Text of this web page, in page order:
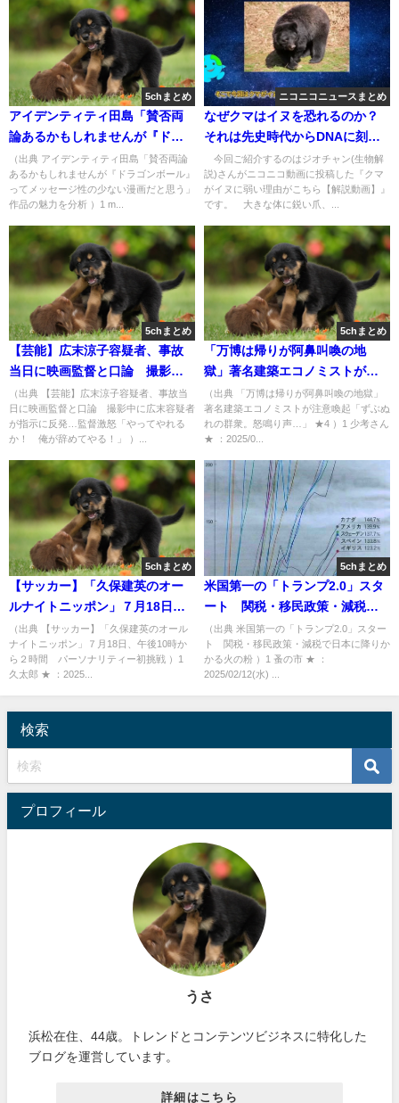
5chまとめ
アイデンティティ田島「賛否両
論あるかもしれませんが『ドラ
ゴンボール』ってメッセージ性
の少ない漫画だと思う」作品の
魅力を分析 [muffin★]
（出典 アイデンティティ田島「賛否両論
あるかもしれませんが『ドラゴンボール』
ってメッセージ性の少ない漫画だと思う」
作品の魅力を分析 ）1 m...
ニコニコニュースまとめ
なぜクマはイヌを恐れるのか？
それは先史時代からDNAに刻ま
れた積み重ねによるものだっ
た！
今回ご紹介するのはジオチャン(生物解
説)さんがニコニコ動画に投稿した『クマ
がイヌに弱い理由がこちら【解説動画】』
です。 大きな体に鋭い爪、...
5chまとめ
【芸能】広末涼子容疑者、事故
当日に映画監督と口論 撮影中
に広末容疑者が指示に反発…監
督激怒「やってやれるか！ 俺
が辞めてやる！」 [湛然★]
（出典 【芸能】広末涼子容疑者、事故当
日に映画監督と口論 撮影中に広末容疑者
が指示に反発…監督激怒「やってやれる
か！ 俺が辞めてやる！」 ）...
5chまとめ
「万博は帰りが阿鼻叫喚の地
獄」著名建築エコノミストが注
意喚起「ずぶぬれの群衆。怒鳴
り声…」 ★4 [少考さん★]
（出典 「万博は帰りが阿鼻叫喚の地獄」
著名建築エコノミストが注意喚起「ずぶぬ
れの群衆。怒鳴り声…」 ★4 ）1 少考さん
★ ：2025/0...
5chまとめ
【サッカー】「久保建英のオー
ルナイトニッポン」７月18日、
午後10時から２時間 パーソナ
リティー初挑戦 [久太郎★]
（出典 【サッカー】「久保建英のオール
ナイトニッポン」７月18日、午後10時か
ら２時間 パーソナリティー初挑戦 ）1
久太郎 ★ ：2025...
5chまとめ
米国第一の「トランプ2.0」スタ
ート 関税・移民政策・減税で
日本に降りかかる火の粉 [蚤の市
★]
（出典 米国第一の「トランプ2.0」スター
ト 関税・移民政策・減税で日本に降りか
かる火の粉 ）1 蚤の市 ★ ：
2025/02/12(水) ...
検索
プロフィール
うさ
浜松在住、44歳。トレンドとコンテンツビジネスに特化した
ブログを運営しています。
詳細はこちら